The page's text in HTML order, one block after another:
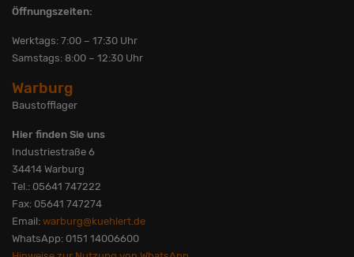
Öffnungszeiten:
Werktags: 7:00 – 17:30 Uhr
Samstags: 8:00 – 12:30 Uhr
Warburg
Baustofflager
Hier finden Sie uns
Industriestraße 6
34414 Warburg
Tel.: 05641 747222
Fax: 05641 747274
Email: warburg@kuehlert.de
WhatsApp: 0151 14006600